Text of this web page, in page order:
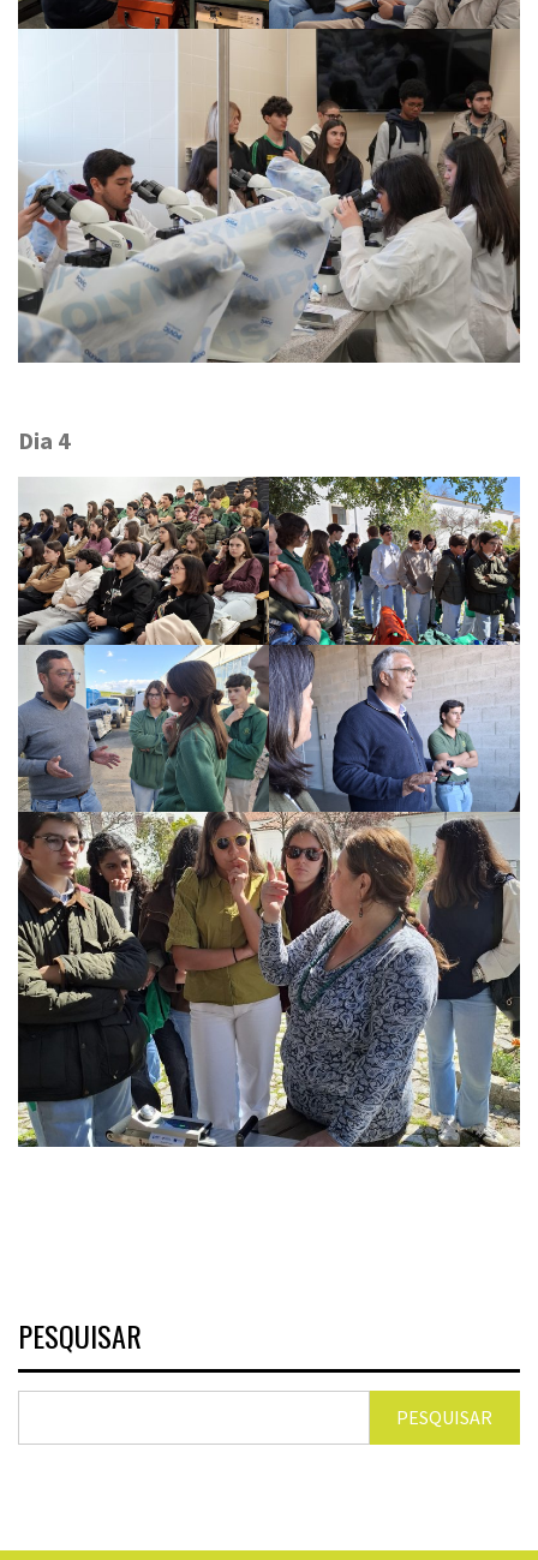
Dia 4
PESQUISAR
PESQUISAR